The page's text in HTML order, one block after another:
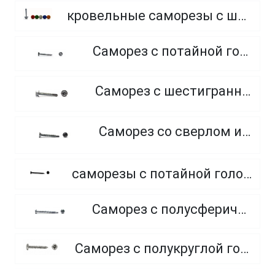
кровельные саморезы с шайбой и резиновой прокладкой EPDM, окрашенные по каталогу RAL (Тайвань)
Саморез с потайной головкой и острым концом
Саморез с шестигранной головкой и сверлом
Саморез со сверлом и потайной головкой
саморезы с потайной головкой по гипсокартону редкий шаг резьбы, фосфатированные
Саморез с полусферической головкой и сверлом
Саморез с полукруглой головкой и острым концом, из нержавеющей стали А2